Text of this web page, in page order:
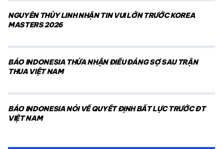
NGUYỄN THÙY LINH NHẬN TIN VUI LỚN TRƯỚC KOREA
MASTERS 2026
BÁO INDONESIA THỪA NHẬN ĐIỀU ĐÁNG SỢ SAU TRẬN
THUA VIỆT NAM
BÁO INDONESIA NÓI VỀ QUYẾT ĐỊNH BẤT LỰC TRƯỚC ĐT
VIỆT NAM